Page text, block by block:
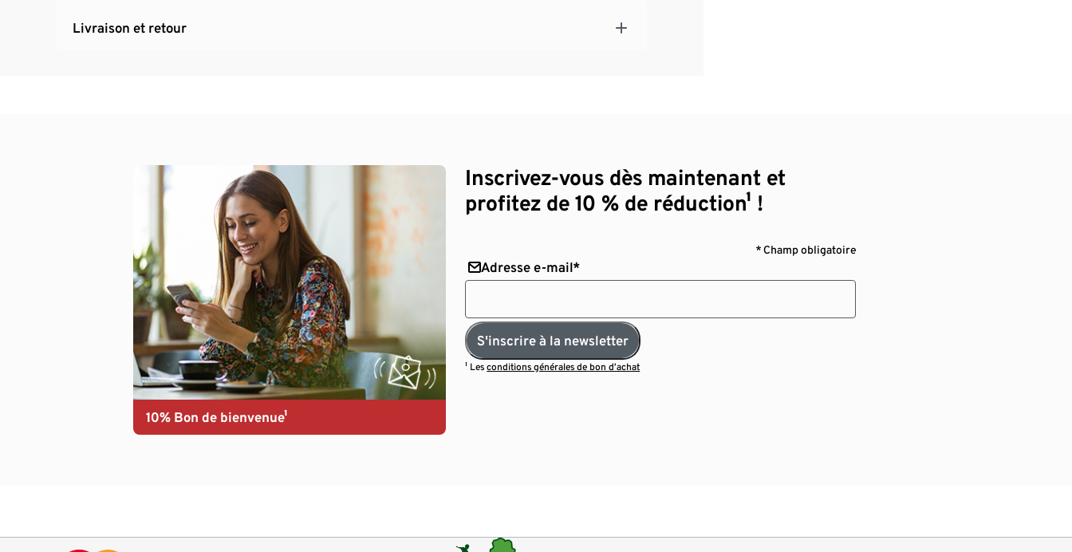
Livraison et retour
10% Bon de bienvenue¹
Inscrivez-vous dès maintenant et
profitez de 10 % de réduction¹ !
* Champ obligatoire
Adresse e-mail*
S'inscrire à la newsletter
¹ Lesconditions générales de bon d’achat